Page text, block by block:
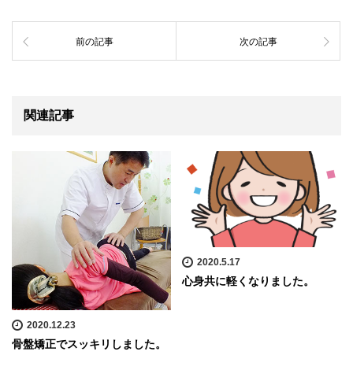
前の記事 次の記事
関連記事
2020.12.23
骨盤矯正でスッキリしました。
2020.5.17
心身共に軽くなりました。